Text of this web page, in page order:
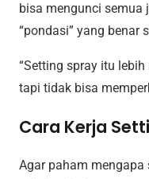
bisa mengunci semua
“pondasi” yang benar
“Setting spray itu
tapi tidak bisa
Cara Kerja
Agar paham mengapa